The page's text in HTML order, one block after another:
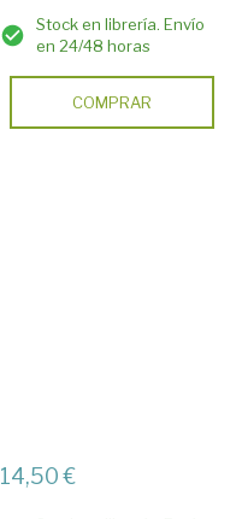
Stock en librería. Envío
en 24/48 horas
COMPRAR
14,50 €